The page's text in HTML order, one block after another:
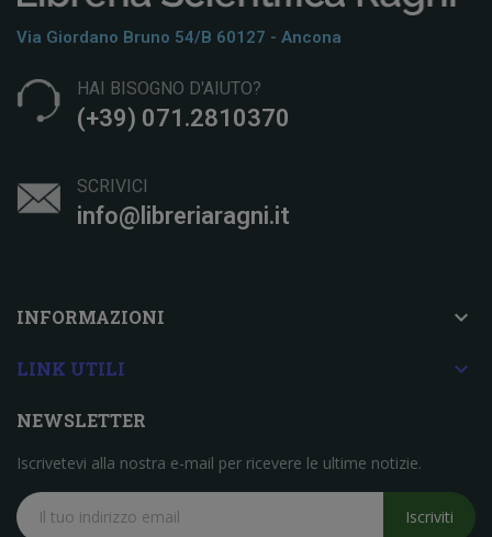
Via Giordano Bruno 54/b 60127 - Ancona
HAI BISOGNO D'AIUTO?
(+39) 071.2810370
SCRIVICI
info@libreriaragni.it
INFORMAZIONI 
LINK UTILI 
NEWSLETTER
Iscrivetevi alla nostra e-mail per ricevere le ultime notizie.
Iscriviti